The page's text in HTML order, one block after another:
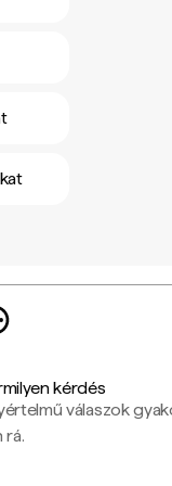
kérdés
válaszok
rá.